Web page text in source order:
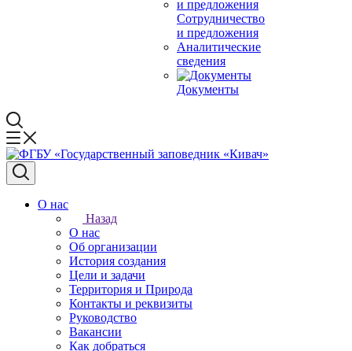
Сотрудничество
и предложения
Аналитические
сведения
Документы
О нас
Назад
О нас
Об организации
История создания
Цели и задачи
Территория и Природа
Контакты и реквизиты
Руководство
Вакансии
Как добраться